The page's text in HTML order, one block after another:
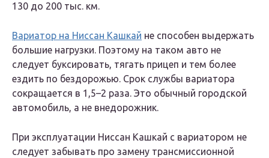
130 до 200 тыс. км.
Вариатор на Ниссан Кашкай не способен выдержать
большие нагрузки. Поэтому на таком авто не
следует буксировать, тягать прицеп и тем более
ездить по бездорожью. Срок службы вариатора
сокращается в 1,5–2 раза. Это обычный городской
автомобиль, а не внедорожник.
При эксплуатации Ниссан Кашкай с вариатором не
следует забывать про замену трансмиссионной